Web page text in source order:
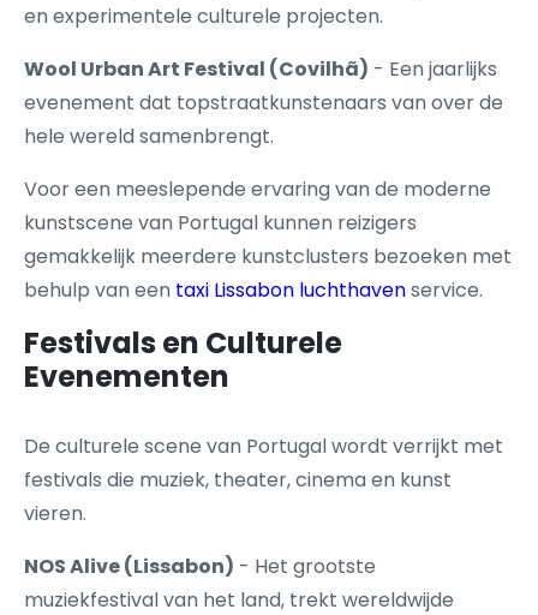
en experimentele culturele projecten.
Wool Urban Art Festival (Covilhã) - Een jaarlijks
evenement dat topstraatkunstenaars van over de
hele wereld samenbrengt.
Voor een meeslepende ervaring van de moderne
kunstscene van Portugal kunnen reizigers
gemakkelijk meerdere kunstclusters bezoeken met
behulp van een taxi Lissabon luchthavenservice.
Festivals en Culturele
Evenementen
De culturele scene van Portugal wordt verrijkt met
festivals die muziek, theater, cinema en kunst
vieren.
NOS Alive (Lissabon) - Het grootste
muziekfestival van het land, trekt wereldwijde